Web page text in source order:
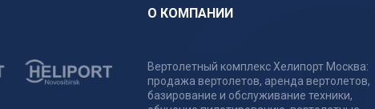
О КОМПАНИИ
Вертолетный комплекс Хелипорт Москва:
продажа вертолетов, аренда вертолетов,
базирование и обслуживание техники,